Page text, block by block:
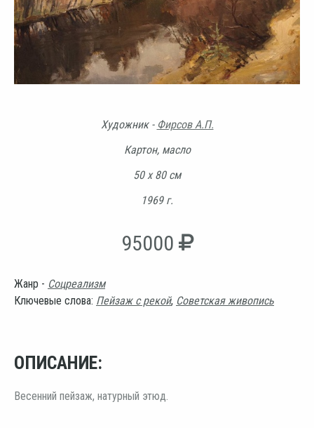
Художник - Фирсов А.П.
Картон, масло
50 х 80 см
1969 г.
95000
Жанр - Соцреализм
Ключевые слова: Пейзаж с рекой, Советская живопись
ОПИСАНИЕ:
Весенний пейзаж, натурный этюд.